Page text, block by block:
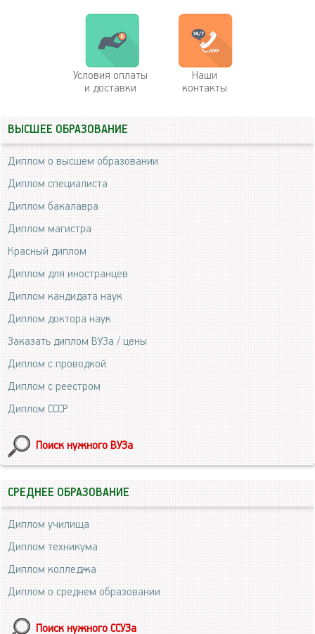
Условия оплаты
и доставки
Наши
контакты
ВЫСШЕЕ ОБРАЗОВАНИЕ
Диплом о высшем образовании
Диплом специалиста
Диплом бакалавра
Диплом магистра
Красный диплом
Диплом для иностранцев
Диплом кандидата наук
Диплом доктора наук
Заказать диплом ВУЗа / цены
Диплом с проводкой
Диплом с реестром
Диплом СССР
Поиск нужного ВУЗа
СРЕДНЕЕ ОБРАЗОВАНИЕ
Диплом училища
Диплом техникума
Диплом колледжа
Диплом о среднем образовании
Поиск нужного ССУЗа